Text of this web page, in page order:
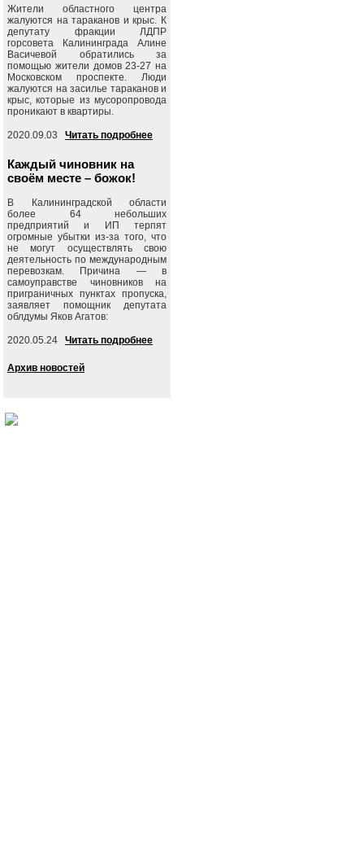
Жители областного центра
жалуются на тараканов и крыс. К
депутату фракции ЛДПР
горсовета Калининграда Алине
Васичевой обратились за
помощью жители домов 23-27 на
Московском проспекте. Люди
жалуются на засилье тараканов и
крыс, которые из мусоропровода
проникают в квартиры.
2020.09.03 Читать подробнее
Каждый чиновник на
своём месте – божок!
В Калининградской области
более 64 небольших
предприятий и ИП терпят
огромные убытки из-за того, что
не могут осуществлять свою
деятельность по международным
перевозкам. Причина — в
самоуправстве чиновников на
приграничных пунктах пропуска,
заявляет помощник депутата
облдумы Яков Агатов:
2020.05.24 Читать подробнее
Архив новостей